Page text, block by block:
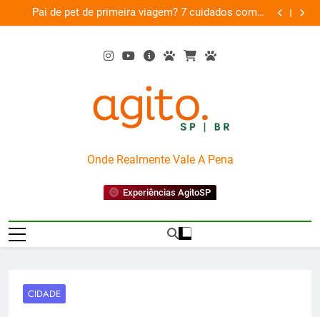
to
Pai de pet de primeira viagem? 7 cuidados com o
novo membro da família
AgitoSP
Onde Realmente Vale A Pena
Experiências AgitoSP
CIDADE